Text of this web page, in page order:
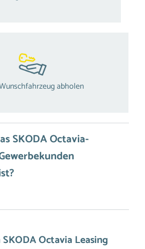
abholen
SKODA Octavia-
Octavia Leasing